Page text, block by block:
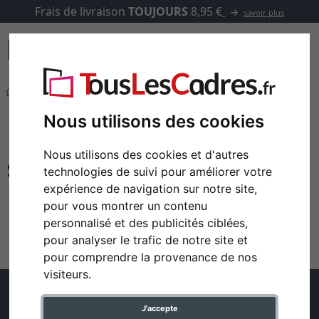
Nous utilisons des cookies
Nous utilisons des cookies et d'autres
technologies de suivi pour améliorer votre
expérience de navigation sur notre site,
pour vous montrer un contenu
personnalisé et des publicités ciblées,
pour analyser le trafic de notre site et
pour comprendre la provenance de nos
visiteurs.
J'accepte
Frais de livraison TOUJOURS 8,95 € savoir plus
Marques ArtiTeq
ArtiTeq
Trustpilot - Avis des clients